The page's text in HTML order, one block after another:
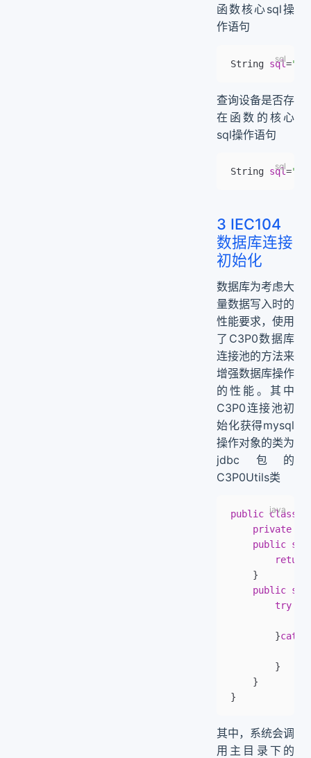
函数核心sql操
作语句
String sql=
查询设备是否存
在函数的核心
sql操作语句
String sql=
3 IEC104
数据库连接
初始化
数据库为考虑大
量数据写入时的
性能要求，使用
了C3P0数据库
连接池的方法来
增强数据库操作
的性能。其中
C3P0连接池初
始化获得mysql
操作对象的类为
jdbc包的
C3P0Utils类
public class
	private
	public
		return
	}
	public
		try
		}
catch
		}
	}
}
其中，系统会调
用主目录下的